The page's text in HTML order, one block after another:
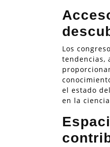
Los
tendencias,
el estado
en la